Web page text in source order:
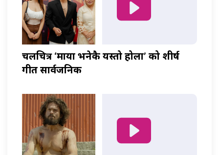
चलचित्र ‘माया भनेकै यस्तो होला’ को शीर्ष
गीत सार्वजनिक